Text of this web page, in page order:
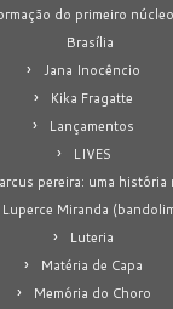
do primeiro
Brasília
Jana Inocêncio
Kika Fragatte
Lançamentos
LIVES
pereira: uma história
Luperce Miranda
Luteria
Matéria de Capa
Memória do Choro